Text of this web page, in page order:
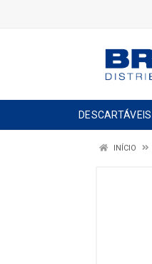
DESCARTÁVEIS
INÍCIO